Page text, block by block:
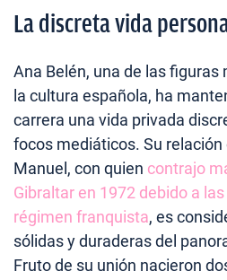
La discreta vida
Ana Belén, una de las figuras
la cultura española, ha
carrera una vida privada
focos mediáticos. Su
Manuel, con quien contrajo
Gibraltar en 1972 debido a
régimen franquista, es
sólidas y duraderas del
Fruto de su unión nacieron